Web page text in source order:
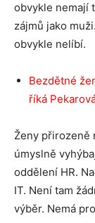
obvykle nemají
zájmů jako
obvykle nelíbí.
Bezdětné
říká
Ženy přirozeně
úmyslně
oddělení HR.
IT. Není tam
výběr. Nemá